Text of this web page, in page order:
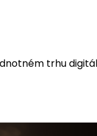
trhu